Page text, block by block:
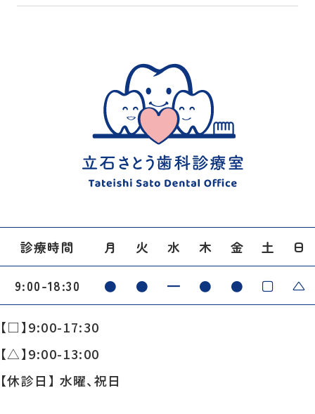
診療時間 月 火 水 木 金 土 日
9:00-18:30 ● ● ━ ● ● □ △
【□】9:00-17:30
【△】9:00-13:00
【休診日】 水曜、祝日